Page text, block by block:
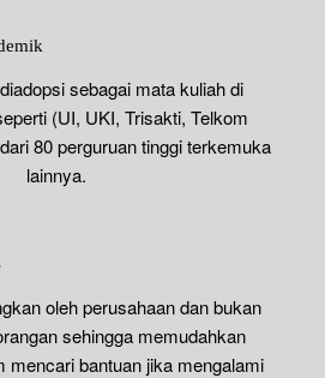
sebagai mata kuliah di
(UI, UKI, Trisakti, Telkom
80 perguruan tinggi terkemuka
lainnya.
oleh perusahaan dan bukan
sehingga memudahkan
mencari bantuan jika mengalami